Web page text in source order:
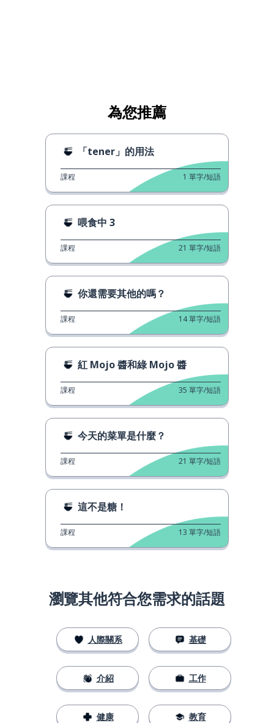
為您推薦
「tener」的用法
課程 1 單字/短語
喂食中 3
課程 21 單字/短語
你還需要其他的嗎？
課程 14單字/短語
紅 Mojo 醬和綠 Mojo 醬
課程 35 單字/短語
今天的菜單是什麼？
課程 21 單字/短語
這不是糖！
課程 13 單字/短語
瀏覽其他符合您需求的話題
人際關系
介紹
健康
基礎
工作
教育